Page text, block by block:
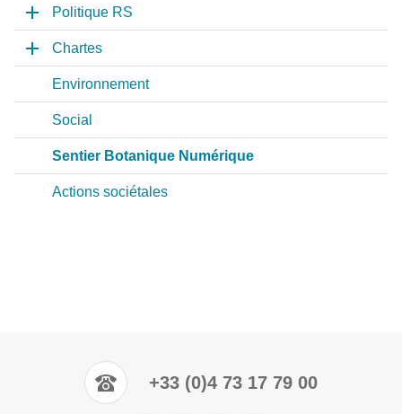
Politique RS
Chartes
Environnement
Social
Sentier Botanique Numérique
Actions sociétales
+33 (0)4 73 17 79 00